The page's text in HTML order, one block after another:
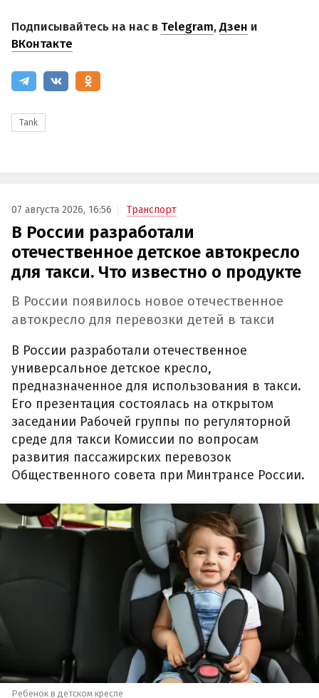
Подписывайтесь на нас в Telegram,Дзен и
ВКонтакте
Tank
07 августа 2026, 16:56 Транспорт
В России разработали
отечественное детское автокресло
для такси. Что известно о продукте
В России появилось новое отечественное
автокресло для перевозки детей в такси
В России разработали отечественное
универсальное детское кресло,
предназначенное для использования в такси.
Его презентация состоялась на открытом
заседании Рабочей группы по регуляторной
среде для такси Комиссии по вопросам
развития пассажирских перевозок
Общественного совета при Минтрансе России.
Ребенок в детском кресле